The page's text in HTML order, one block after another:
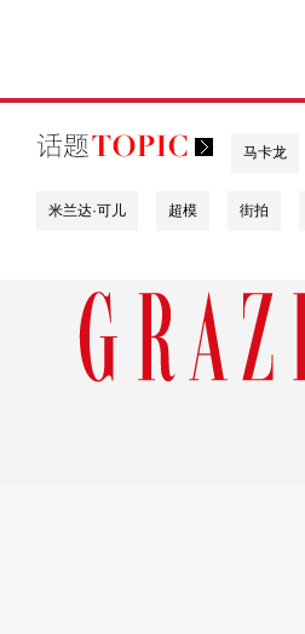
马卡龙
米兰达·可儿 超模 街拍